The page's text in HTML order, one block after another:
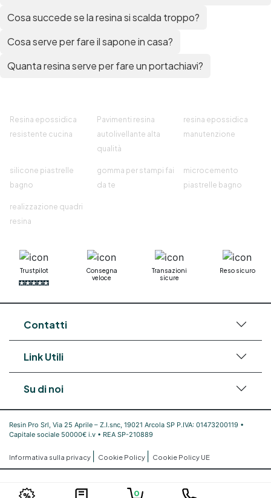
Cosa succede se la resina si scalda troppo?
Cosa serve per fare il sapone in casa?
Quanta resina serve per fare un portachiavi?
Resina epossidica
resistente cucina
Pavimenti resina
autolivellante alta
qualità
resina epossidica
manutenzione
silicone piastrelle
bagno
gomma per stampi fai
da te
microcemento
piastrelle bagno
realizzazione quadri
resina
Trustpilot
Consegna
veloce
Transazioni
sicure
Reso sicuro
Contatti
Link Utili
Su di noi
Resin Pro Srl, Via 25 Aprile – Z.I.snc, 19021 Arcola SP P.IVA: 01473200119 •
Capitale sociale 50000€ i.v • REA SP-210889
Informativa sulla privacy Cookie Policy Cookie Policy UE
0